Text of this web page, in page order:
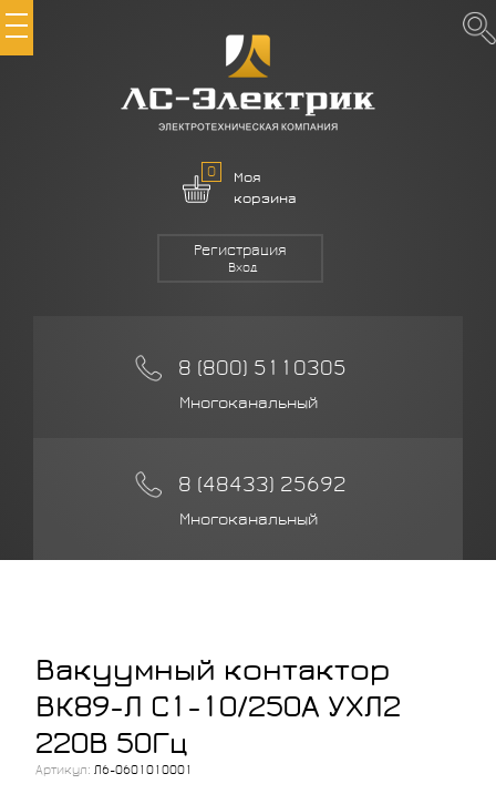
0
Моя
корзина
Регистрация
Вход
8 (800) 5110305
Многоканальный
8 (48433) 25692
Многоканальный
Вакуумный контактор
ВК89-Л С1-10/250А УХЛ2
220В 50Гц
Артикул: Л6-0601010001